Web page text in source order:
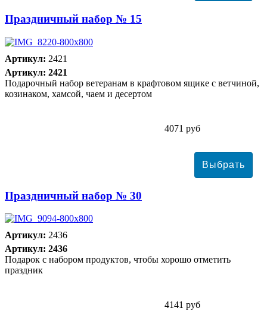
Праздничный набор № 15
Артикул: 2421
Артикул: 2421
Подарочный набор ветеранам в крафтовом ящике с ветчиной,
козинаком, хамсой, чаем и десертом
4071 руб
Праздничный набор № 30
Артикул: 2436
Артикул: 2436
Подарок с набором продуктов, чтобы хорошо отметить
праздник
4141 руб